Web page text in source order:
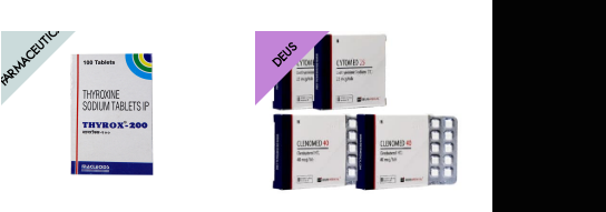
69.29$.
FARMACEUTICA DEUS